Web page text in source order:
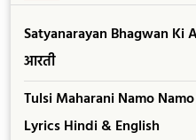
Satyanarayan Bhagwan Ki
आरती
Tulsi Maharani Namo Namo
Lyrics Hindi & English